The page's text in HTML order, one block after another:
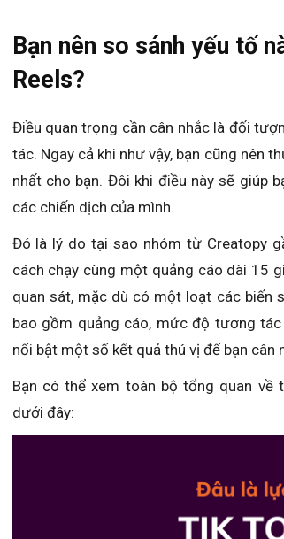
Bạn nên so sánh yếu tố
Reels?
Điều quan trọng cần cân nhắc là đối
tác. Ngay cả khi như vậy, bạn cũng nên
nhất cho bạn. Đôi khi điều này sẽ giúp
các chiến dịch của mình.
Đó là lý do tại sao nhóm từ Creatopy
cách chạy cùng một quảng cáo dài 15
quan sát, mặc dù có một loạt các biến
bao gồm quảng cáo, mức độ tương
nổi bật một số kết quả thú vị để bạn cân
Bạn có thể xem toàn bộ tổng quan về
dưới đây: